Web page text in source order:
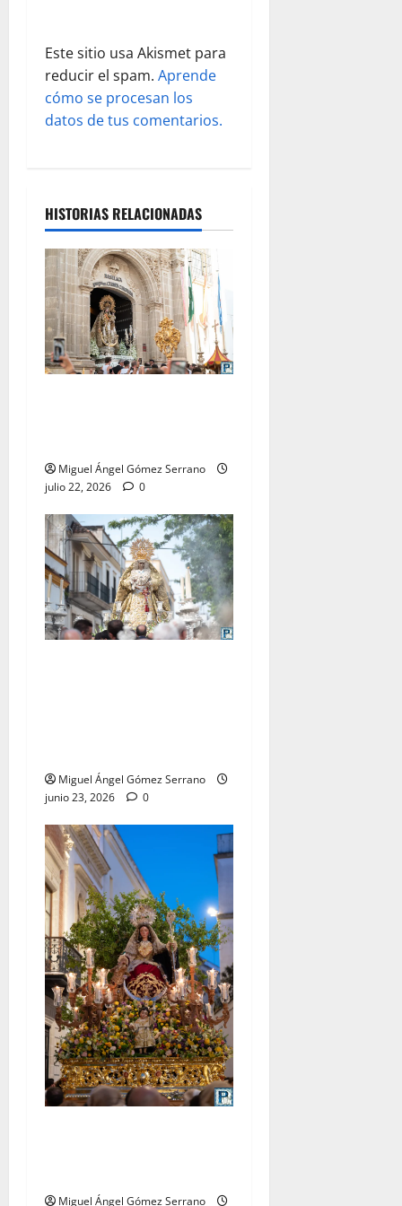
a
d
a
Este sitio usa Akismet para
reducir el spam. Aprende
cómo se procesan los
datos de tus comentarios.
HISTORIAS RELACIONADAS
Miguel Ángel Gómez Serrano
julio 22, 2026
0
Miguel Ángel Gómez Serrano
junio 23, 2026
0
Miguel Ángel Gómez Serrano